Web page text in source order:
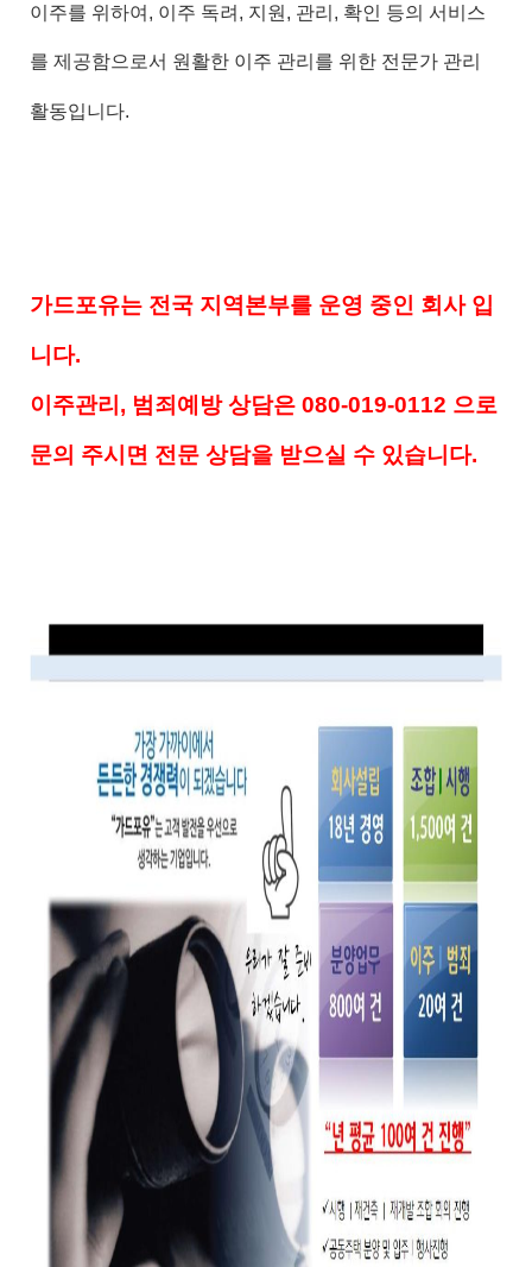
이주를 위하여, 이주 독려, 지원, 관리, 확인 등의 서비스
를 제공함으로서 원활한 이주 관리를 위한 전문가 관리
활동입니다.
가드포유는 전국 지역본부를 운영 중인 회사 입
니다.
이주관리, 범죄예방 상담은 080-019-0112 으로
문의 주시면 전문 상담을 받으실 수 있습니다.